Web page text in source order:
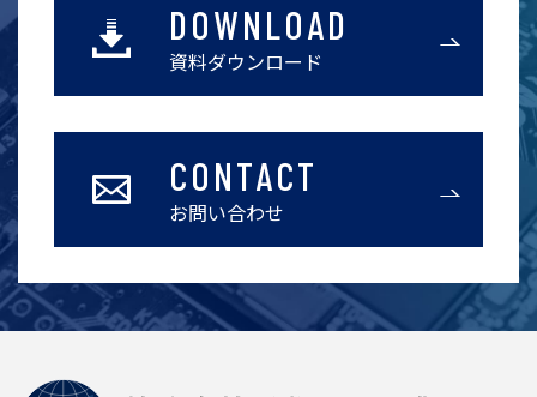
DOWNLOAD
資料ダウンロード
CONTACT
お問い合わせ